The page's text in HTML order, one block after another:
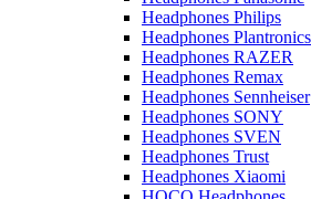
Headphones Philips
Headphones Plantronics
Headphones RAZER
Headphones Remax
Headphones Sennheiser
Headphones SONY
Headphones SVEN
Headphones Trust
Headphones Xiaomi